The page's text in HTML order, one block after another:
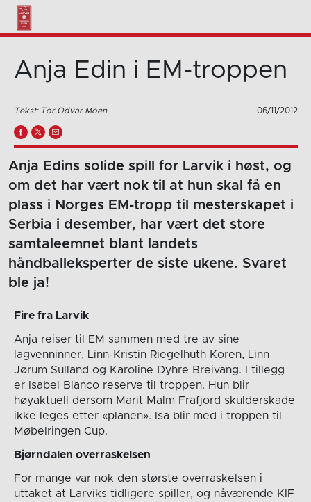
Anja Edin i EM-troppen
Tekst: Tor Odvar Moen 06/11/2012
Anja Edins solide spill for Larvik i høst, og
om det har vært nok til at hun skal få en
plass i Norges EM-tropp til mesterskapet i
Serbia i desember, har vært det store
samtaleemnet blant landets
håndballeksperter de siste ukene. Svaret
ble ja!
Fire fra Larvik
Anja reiser til EM sammen med tre av sine
lagvenninner, Linn-Kristin Riegelhuth Koren, Linn
Jørum Sulland og Karoline Dyhre Breivang. I tillegg
er Isabel Blanco reserve til troppen. Hun blir
høyaktuell dersom Marit Malm Frafjord skulderskade
ikke leges etter «planen». Isa blir med i troppen til
Møbelringen Cup.
Bjørndalen overraskelsen
For mange var nok den største overraskelsen i
uttaket at Larviks tidligere spiller, og nåværende KIF